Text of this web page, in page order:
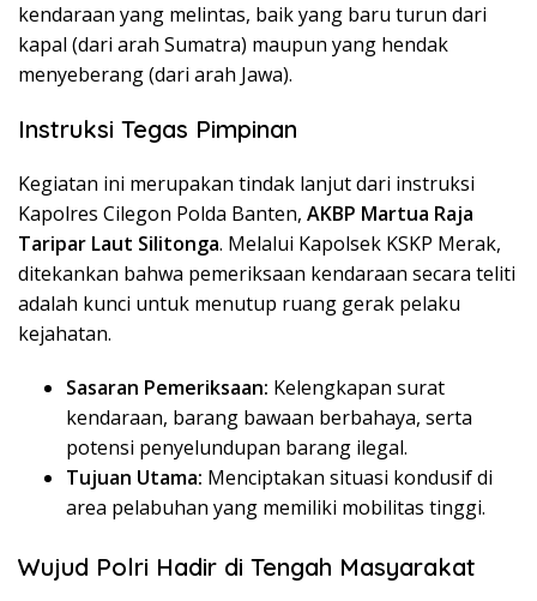
kendaraan yang melintas, baik yang baru turun dari
kapal (dari arah Sumatra) maupun yang hendak
menyeberang (dari arah Jawa).
Instruksi Tegas Pimpinan
​Kegiatan ini merupakan tindak lanjut dari instruksi
Kapolres Cilegon Polda Banten, AKBP Martua Raja
Taripar Laut Silitonga. Melalui Kapolsek KSKP Merak,
ditekankan bahwa pemeriksaan kendaraan secara teliti
adalah kunci untuk menutup ruang gerak pelaku
kejahatan.
Sasaran Pemeriksaan: Kelengkapan surat
kendaraan, barang bawaan berbahaya, serta
potensi penyelundupan barang ilegal.
Tujuan Utama: Menciptakan situasi kondusif di
area pelabuhan yang memiliki mobilitas tinggi.
Wujud Polri Hadir di Tengah Masyarakat